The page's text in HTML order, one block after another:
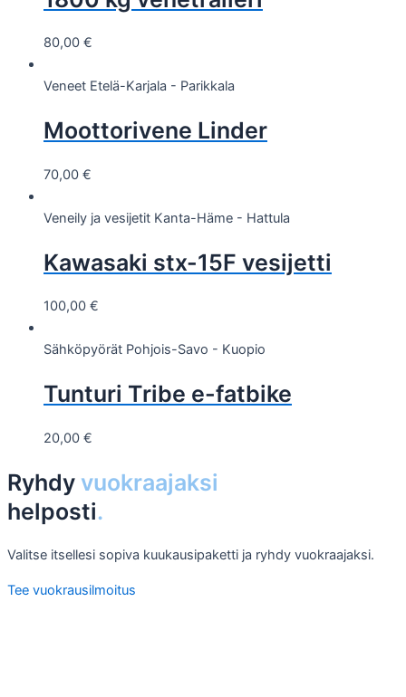
80,00 €
Veneet Etelä-Karjala - Parikkala
Moottorivene Linder
70,00 €
Veneily ja vesijetit Kanta-Häme - Hattula
Kawasaki stx-15F vesijetti
100,00 €
Sähköpyörät Pohjois-Savo - Kuopio
Tunturi Tribe e-fatbike
20,00 €
Ryhdy vuokraajaksi
helposti.
Valitse itsellesi sopiva kuukausipaketti ja ryhdy vuokraajaksi.
Tee vuokrausilmoitus